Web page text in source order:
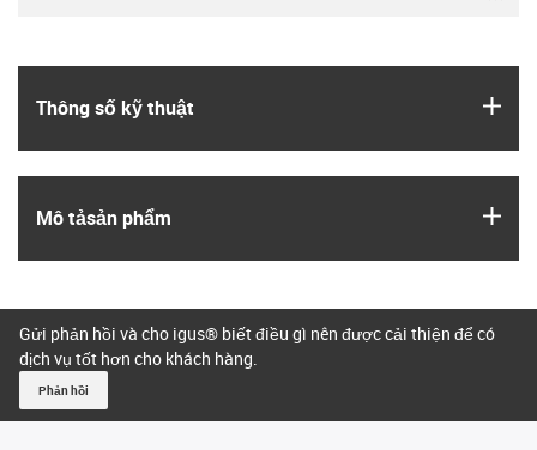
Thông số kỹ thuật
Mô tả­sản phẩm
Gửi phản hồi và cho igus® biết điều gì nên được cải thiện để có
dịch vụ tốt hơn cho khách hàng.
Phản hồi